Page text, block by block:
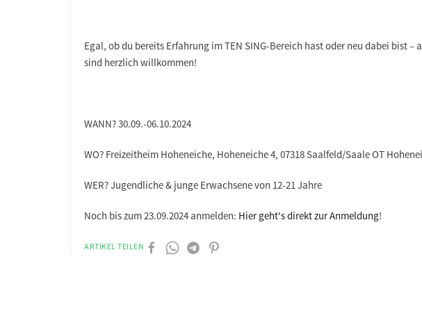
Egal, ob du bereits Erfahrung im TEN SING-Bereich hast oder neu dabei bist –
sind herzlich willkommen!
WANN? 30.09.-06.10.2024
WO? Freizeitheim Hoheneiche, Hoheneiche 4, 07318 Saalfeld/Saale OT
WER? Jugendliche & junge Erwachsene von 12-21 Jahre
Noch bis zum 23.09.2024 anmelden: Hier geht's direkt zur Anmeldung!
ARTIKEL TEILEN